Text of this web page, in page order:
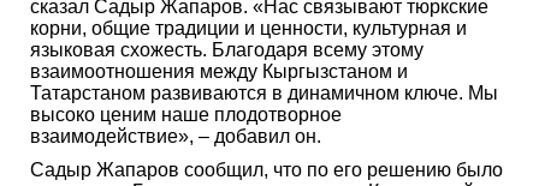
сказал Садыр Жапаров. «Нас связывают тюркские
корни, общие традиции и ценности, культурная и
языковая схожесть. Благодаря всему этому
взаимоотношения между Кыргызстаном и
Татарстаном развиваются в динамичном ключе. Мы
высоко ценим наше плодотворное
взаимодействие», – добавил он.
Садыр Жапаров сообщил, что по его решению было